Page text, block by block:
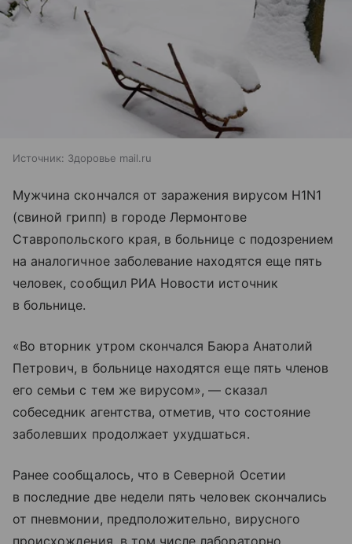
Источник: Здоровье mail.ru
Мужчина скончался от заражения вирусом H1N1
(свиной грипп) в городе Лермонтове
Ставропольского края, в больнице с подозрением
на аналогичное заболевание находятся еще пять
человек, сообщил РИА Новости источник
в больнице.
«Во вторник утром скончался Баюра Анатолий
Петрович, в больнице находятся еще пять членов
его семьи с тем же вирусом», — сказал
собеседник агентства, отметив, что состояние
заболевших продолжает ухудшаться.
Ранее сообщалось, что в Северной Осетии
в последние две недели пять человек скончались
от пневмонии, предположительно, вирусного
происхождения, в том числе лабораторно